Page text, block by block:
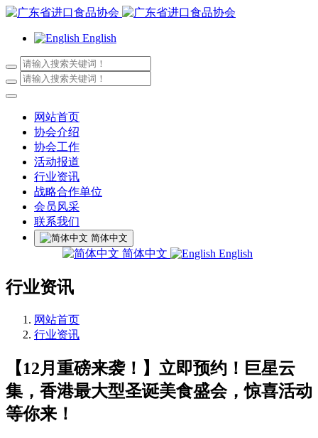
English
网站首页
协会介绍
协会工作
活动报道
行业资讯
战略合作单位
会员风采
联系我们
简体中文
简体中文 English
行业资讯
网站首页
行业资讯
【12月重磅来袭！】立即预约！巨星云
集，香港最大型圣诞美食盛会，惊喜活动
等你来！